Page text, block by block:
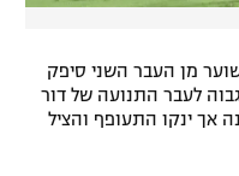
מן העבר השני סיפק
לעבר התנועה של דור
אך ינקו התעופף והציל